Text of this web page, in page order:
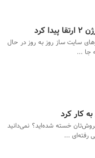
سایت ساز روز به روز در حال
جا ...
کار کرد
خسته شده‌اید؟ نمی‌دانید
رفته‌ای ...